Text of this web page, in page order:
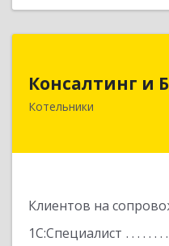
Консалтинг и
Котельники
Клиентов на
1С:Специалист
140054,